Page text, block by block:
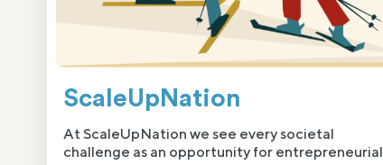
ScaleUpNation
At ScaleUpNation we see every societal
challenge as an opportunity for entrepreneurial